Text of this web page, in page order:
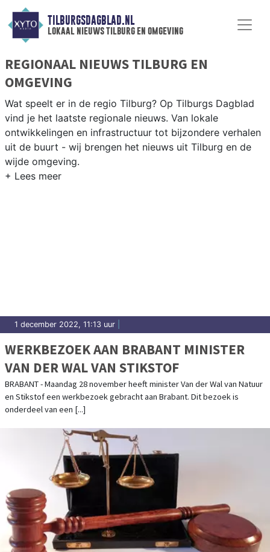
TILBURGSDAGBLAD.NL
lokaal nieuws tilburg en omgeving
REGIONAAL NIEUWS TILBURG EN
OMGEVING
Wat speelt er in de regio Tilburg? Op Tilburgs Dagblad
vind je het laatste regionale nieuws. Van lokale
ontwikkelingen en infrastructuur tot bijzondere verhalen
uit de buurt - wij brengen het nieuws uit Tilburg en de
wijde omgeving.
1 december 2022, 11:13 uur
WERKBEZOEK AAN BRABANT MINISTER
VAN DER WAL VAN STIKSTOF
BRABANT - Maandag 28 november heeft minister Van der Wal van Natuur
en Stikstof een werkbezoek gebracht aan Brabant. Dit bezoek is
onderdeel van een [...]